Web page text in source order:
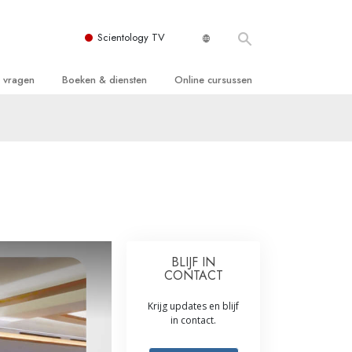
Scientology TV
van Scientology
Boeken & diensten
voor beginners
Online cursussen
Assisten voor Ziektes en Verwondingen
Integriteit en Eerlijkheid
Het Huwelijk
BLIJF IN
CONTACT
Krijg updates en blijf
in contact.